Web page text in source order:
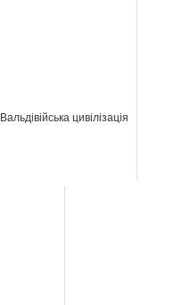
Вальдівійська цивілізація